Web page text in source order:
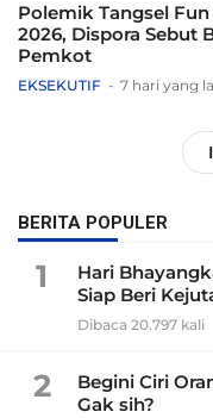
Polemik Tangsel
2026, Dispora Sebut
Pemkot
EKSEKUTIF 7 hari yang
BERITA POPULER
1
Hari
Siap Beri
Dibaca 20.797 kali
2
Begini Ciri
Gak sih?